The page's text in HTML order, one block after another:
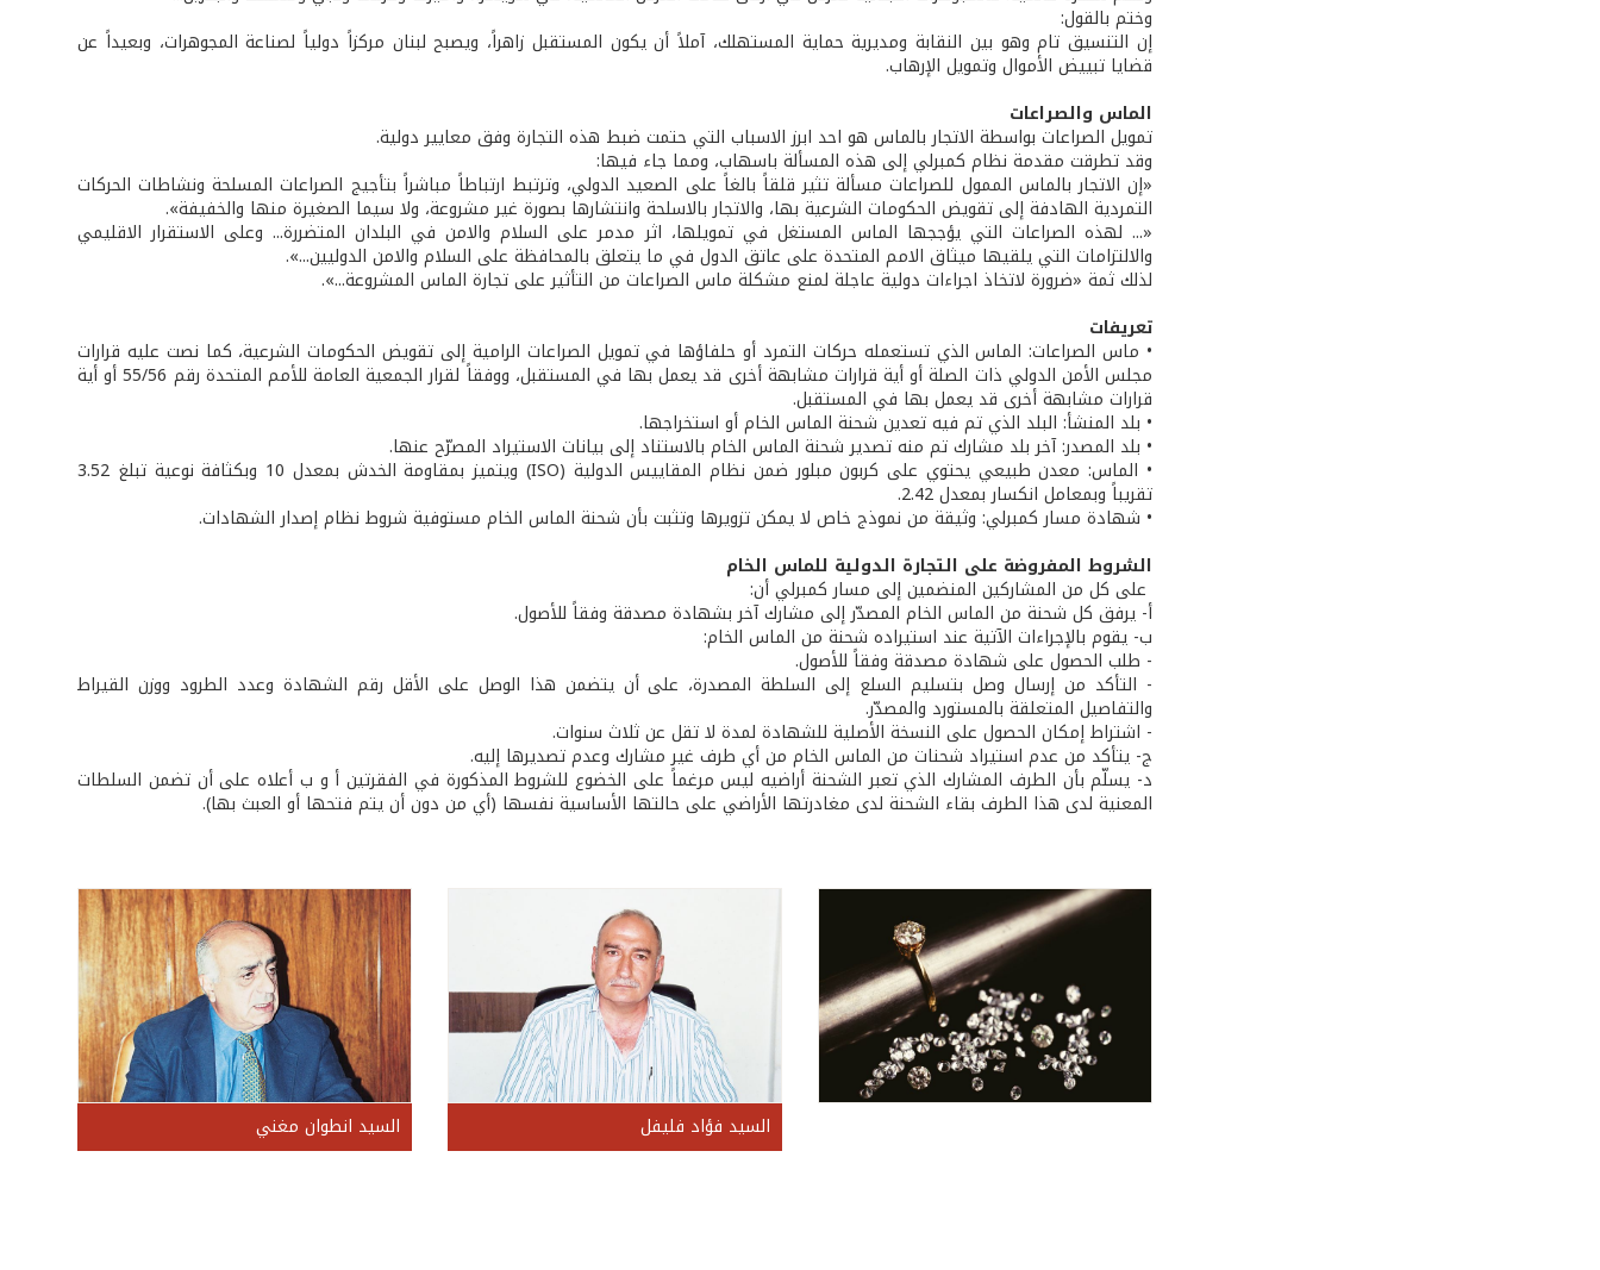
وختم بالقول:
إن التنسيق تام وهو بين النقابة ومديرية حماية المستهلك، آملاً أن يكون المستقبل زاهراً، ويصبح لبنان مركزاً دولياً لصناعة المجوهرات، وبعيداً عن
قضايا تبييض الأموال وتمويل الإرهاب.
الماس والصراعات
تمويل الصراعات بواسطة الاتجار بالماس هو احد ابرز الاسباب التي حتمت ضبط هذه التجارة وفق معايير دولية.
وقد تطرقت مقدمة نظام كمبرلي إلى هذه المسألة باسهاب، ومما جاء فيها:
«إن الاتجار بالماس الممول للصراعات مسألة تثير قلقاً بالغاً على الصعيد الدولي، وترتبط ارتباطاً مباشراً بتأجيج الصراعات المسلحة ونشاطات الحركات
التمردية الهادفة إلى تقويض الحكومات الشرعية بها، والاتجار بالاسلحة وانتشارها بصورة غير مشروعة، ولا سيما الصغيرة منها والخفيفة».
«... لهذه الصراعات التي يؤججها الماس المستغل في تمويلها، اثر مدمر على السلام والامن في البلدان المتضررة... وعلى الاستقرار الاقليمي
والالتزامات التي يلقيها ميثاق الامم المتحدة على عاتق الدول في ما يتعلق بالمحافظة على السلام والامن الدوليين...».
لذلك ثمة «ضرورة لاتخاذ اجراءات دولية عاجلة لمنع مشكلة ماس الصراعات من التأثير على تجارة الماس المشروعة...».
تعريفات
• ماس الصراعات: الماس الذي تستعمله حركات التمرد أو حلفاؤها في تمويل الصراعات الرامية إلى تقويض الحكومات الشرعية، كما نصت عليه قرارات
مجلس الأمن الدولي ذات الصلة أو أية قرارات مشابهة أخرى قد يعمل بها في المستقبل، ووفقاً لقرار الجمعية العامة للأمم المتحدة رقم 55/56 أو أية
قرارات مشابهة أخرى قد يعمل بها في المستقبل.
• بلد المنشأ: البلد الذي تم فيه تعدين شحنة الماس الخام أو استخراجها.
• بلد المصدر: آخر بلد مشارك تم منه تصدير شحنة الماس الخام بالاستناد إلى بيانات الاستيراد المصرّح عنها.
• الماس: معدن طبيعي يحتوي على كربون مبلور ضمن نظام المقاييس الدولية (ISO) ويتميز بمقاومة الخدش بمعدل 10 وبكثافة نوعية تبلغ 3.52
تقريباً وبمعامل انكسار بمعدل 2.42.
• شهادة مسار كمبرلي: وثيقة من نموذج خاص لا يمكن تزويرها وتثبت بأن شحنة الماس الخام مستوفية شروط نظام إصدار الشهادات.
الشروط المفروضة على التجارة الدولية للماس الخام
على كل من المشاركين المنضمين إلى مسار كمبرلي أن:
أ- يرفق كل شحنة من الماس الخام المصدّر إلى مشارك آخر بشهادة مصدقة وفقاً للأصول.
ب- يقوم بالإجراءات الآتية عند استيراده شحنة من الماس الخام:
- طلب الحصول على شهادة مصدقة وفقاً للأصول.
- التأكد من إرسال وصل بتسليم السلع إلى السلطة المصدرة، على أن يتضمن هذا الوصل على الأقل رقم الشهادة وعدد الطرود ووزن القيراط
والتفاصيل المتعلقة بالمستورد والمصدّر.
- اشتراط إمكان الحصول على النسخة الأصلية للشهادة لمدة لا تقل عن ثلاث سنوات.
ج- يتأكد من عدم استيراد شحنات من الماس الخام من أي طرف غير مشارك وعدم تصديرها إليه.
د- يسلّم بأن الطرف المشارك الذي تعبر الشحنة أراضيه ليس مرغماً على الخضوع للشروط المذكورة في الفقرتين أ و ب أعلاه على أن تضمن السلطات
المعنية لدى هذا الطرف بقاء الشحنة لدى مغادرتها الأراضي على حالتها الأساسية نفسها (أي من دون أن يتم فتحها أو العبث بها).
السيد فؤاد فليفل السيد انطوان مغني